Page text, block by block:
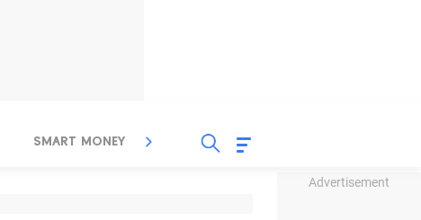
Advertisement
SMART MONEY INSPIRASI BISNIS